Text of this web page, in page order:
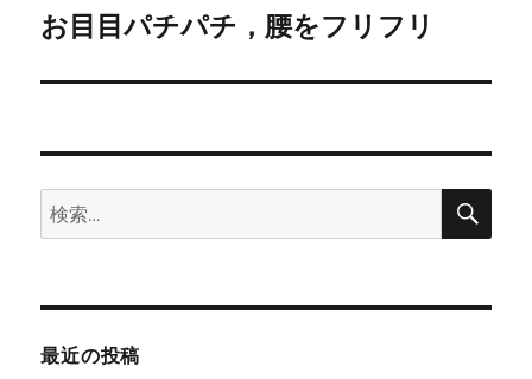
ゲ
ー
ン
次
投
お目目パチパチ，腰をフリフリ
検
索:
検
最近の投稿